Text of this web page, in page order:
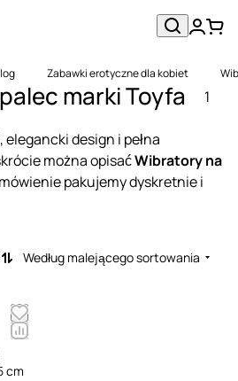
Zabawki erotyczne dla kobiet
marki Toyfa 1
design i pełna
można opisaćWibratory na
pakujemy dyskretnie i
Według malejącego sortowania
cm